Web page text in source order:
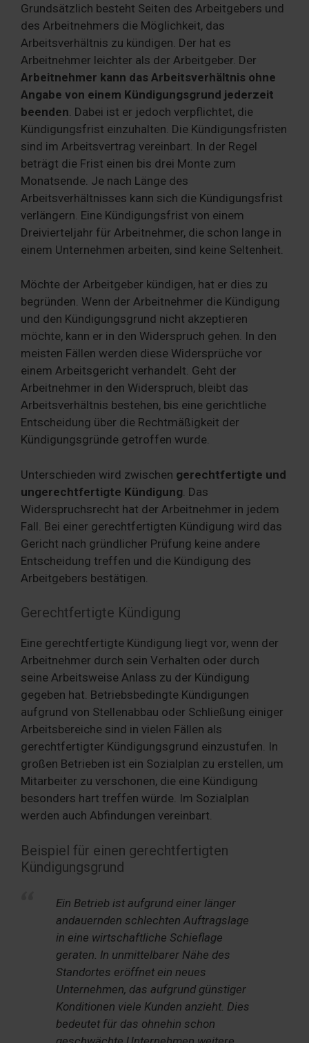
Grundsätzlich besteht Seiten des Arbeitgebers und
des Arbeitnehmers die Möglichkeit, das
Arbeitsverhältnis zu kündigen. Der hat es
Arbeitnehmer leichter als der Arbeitgeber. Der
Arbeitnehmer kann das Arbeitsverhältnis ohne
Angabe von einem Kündigungsgrund jederzeit
beenden . Dabei ist er jedoch verpflichtet, die
Kündigungsfrist einzuhalten. Die Kündigungsfristen
sind im Arbeitsvertrag vereinbart. In der Regel
beträgt die Frist einen bis drei Monte zum
Monatsende. Je nach Länge des
Arbeitsverhältnisses kann sich die Kündigungsfrist
verlängern. Eine Kündigungsfrist von einem
Dreivierteljahr für Arbeitnehmer, die schon lange in
einem Unternehmen arbeiten, sind keine Seltenheit.
Möchte der Arbeitgeber kündigen, hat er dies zu
begründen. Wenn der Arbeitnehmer die Kündigung
und den Kündigungsgrund nicht akzeptieren
möchte, kann er in den Widerspruch gehen. In den
meisten Fällen werden diese Widersprüche vor
einem Arbeitsgericht verhandelt. Geht der
Arbeitnehmer in den Widerspruch, bleibt das
Arbeitsverhältnis bestehen, bis eine gerichtliche
Entscheidung über die Rechtmäßigkeit der
Kündigungsgründe getroffen wurde.
Unterschieden wird zwischen gerechtfertigte und
ungerechtfertigte Kündigung . Das
Widerspruchsrecht hat der Arbeitnehmer in jedem
Fall. Bei einer gerechtfertigten Kündigung wird das
Gericht nach gründlicher Prüfung keine andere
Entscheidung treffen und die Kündigung des
Arbeitgebers bestätigen.
Gerechtfertigte Kündigung
Eine gerechtfertigte Kündigung liegt vor, wenn der
Arbeitnehmer durch sein Verhalten oder durch
seine Arbeitsweise Anlass zu der Kündigung
gegeben hat. Betriebsbedingte Kündigungen
aufgrund von Stellenabbau oder Schließung einiger
Arbeitsbereiche sind in vielen Fällen als
gerechtfertigter Kündigungsgrund einzustufen. In
großen Betrieben ist ein Sozialplan zu erstellen, um
Mitarbeiter zu verschonen, die eine Kündigung
besonders hart treffen würde. Im Sozialplan
werden auch Abfindungen vereinbart.
Beispiel für einen gerechtfertigten
Kündigungsgrund
Ein Betrieb ist aufgrund einer länger
andauernden schlechten Auftragslage
in eine wirtschaftliche Schieflage
geraten. In unmittelbarer Nähe des
Standortes eröffnet ein neues
Unternehmen, das aufgrund günstiger
Konditionen viele Kunden anzieht. Dies
bedeutet für das ohnehin schon